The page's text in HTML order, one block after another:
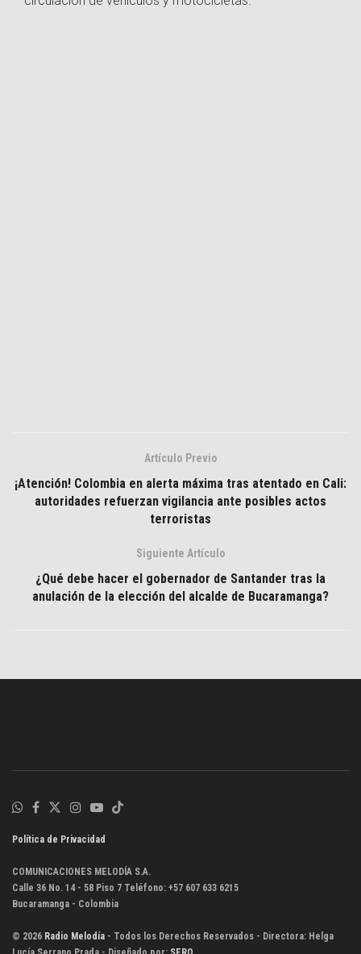
Artículo Previo
¡Atención! Colombia en alerta máxima tras atentado en Cali:
autoridades refuerzan vigilancia ante posibles actos
terroristas
Siguiente Artículo
¿Qué debe hacer el gobernador de Santander tras la
anulación de la elección del alcalde de Bucaramanga?
Política de Privacidad
COMUNICACIONES MELODÍA S.A.
Calle 36 No. 14 - 58 Piso 7 Teléfono: +57 607 633 6215
Bucaramanga - Colombia
© 2026 Radio Melodía - Todos los Derechos Reservados - Directora: Helga